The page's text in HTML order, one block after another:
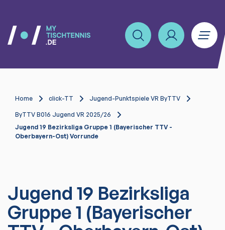
Home click-TT Jugend-Punktspiele VR ByTTV
ByTTV B016 Jugend VR 2025/26
Jugend 19 Bezirksliga Gruppe 1 (Bayerischer TTV -
Oberbayern-Ost) Vorrunde
Jugend 19 Bezirksliga
Gruppe 1 (Bayerischer